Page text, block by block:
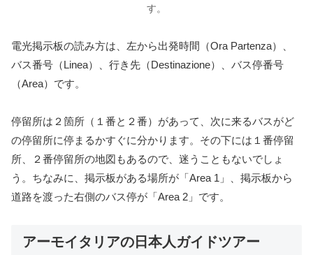
す。
電光掲示板の読み方は、左から出発時間（Ora Partenza）、
バス番号（Linea）、行き先（Destinazione）、バス停番号
（Area）です。
停留所は２箇所（１番と２番）があって、次に来るバスがど
の停留所に停まるかすぐに分かります。その下には１番停留
所、２番停留所の地図もあるので、迷うこともないでしょ
う。ちなみに、掲示板がある場所が「Area 1」、掲示板から
道路を渡った右側のバス停が「Area 2」です。
アーモイタリアの日本人ガイドツアー